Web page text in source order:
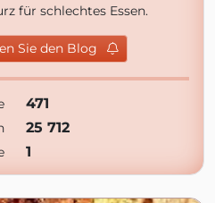
für schlechtes Essen.
Sie den Blog
471
25 712
1